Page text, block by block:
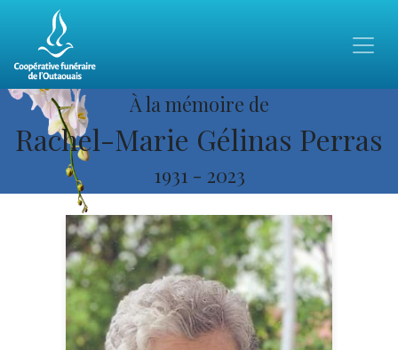
À la mémoire de
Rachel-Marie Gélinas Perras
1931 - 2023